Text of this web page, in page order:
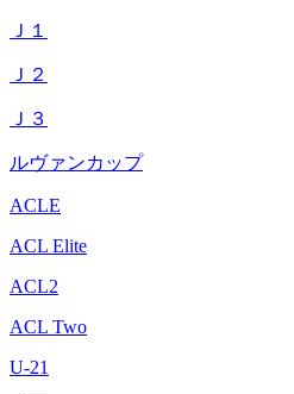
Ｊ１
Ｊ２
Ｊ３
ルヴァンカップ
ACLE
ACL Elite
ACL2
ACL Two
U-21